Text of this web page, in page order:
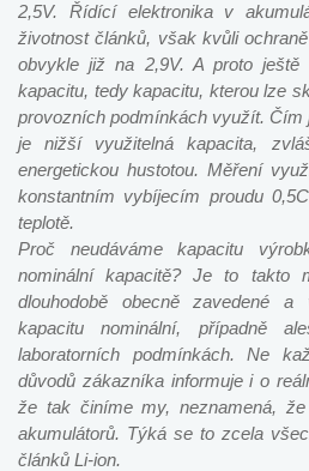
2,5V. Řídící elektronika v
životnost článků, však kvůli
obvykle již na 2,9V. A proto ještě
kapacitu, tedy kapacitu, kterou lze
provozních podmínkách využít.
je nižší využitelná kapacita,
energetickou hustotou. Měření
konstantním vybíjecím proudu
teplotě.
Proč neudáváme kapacitu
nominální kapacitě? Je to takto
dlouhodobě obecně zavedené
kapacitu nominální, případně
laboratorních podmínkách. Ne
důvodů zákazníka informuje i o
že tak činíme my, neznamená,
akumulátorů. Týká se to zcela
článků Li-ion.